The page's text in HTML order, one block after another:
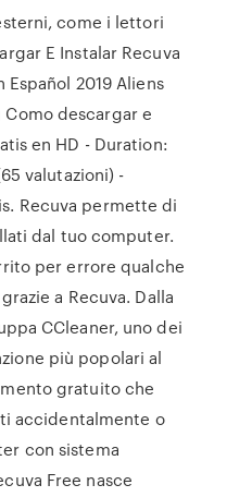
come i lettori
E Instalar Recuva
Español 2019 Aliens
Como descargar e
en HD - Duration:
valutazioni) -
Recuva permette di
dal tuo computer.
per errore qualche
a Recuva. Dalla
CCleaner, uno dei
più popolari al
gratuito che
accidentalmente o
con sistema
Free nasce